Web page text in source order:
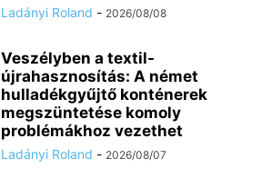
Ladányi Roland - 2026/08/08
Veszélyben a textil-
újrahasznosítás: A német
hulladékgyűjtő konténerek
megszüntetése komoly
problémákhoz vezethet
Ladányi Roland - 2026/08/07